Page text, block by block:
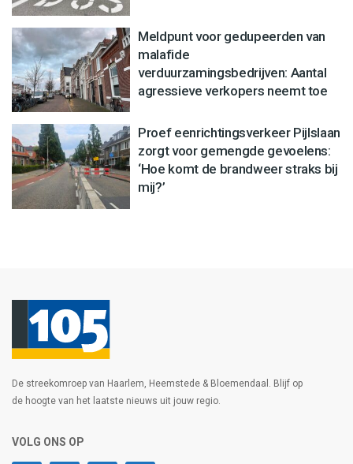
Meldpunt voor gedupeerden van
malafide
verduurzamingsbedrijven: Aantal
agressieve verkopers neemt toe
Proef eenrichtingsverkeer Pijlslaan
zorgt voor gemengde gevoelens:
‘Hoe komt de brandweer straks bij
mij?’
De streekomroep van Haarlem, Heemstede & Bloemendaal. Blijf op
de hoogte van het laatste nieuws uit jouw regio.
VOLG ONS OP